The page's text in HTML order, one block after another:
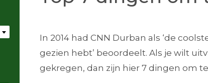
In 2014 had CNN Durban als ‘de
gezien hebt’ beoordeelt. Als je wilt
gekregen, dan zijn hier 7 dingen om